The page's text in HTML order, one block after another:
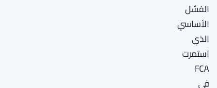
الفشل
الأساسي
الذي
استمرت
FCA
في